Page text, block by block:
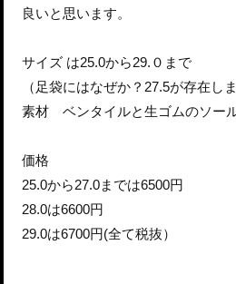
良いと思います。
サイズ は25.0から29.０まで
（足袋にはなぜか？27.5が存在し
素材 ベンタイルと生ゴムのソール
価格
25.0から27.0までは6500円
28.0は6600円
29.0は6700円(全て税抜）